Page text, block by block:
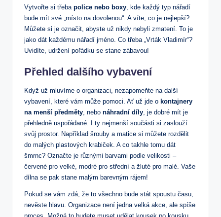
Vytvořte si třeba police nebo boxy, kde každý typ nářadí
bude mít své „místo na dovolenou“. A víte, co je nejlepší?
Můžete si je označit, abyste už nikdy nebyli zmatení. To je
jako dát každému nářadí jméno. Co třeba „Vrták Vladimír“?
Uvidíte, udržení pořádku se stane zábavou!
Přehled dalšího vybavení
Když už mluvíme o organizaci, nezapomeňte na další
vybavení, které vám může pomoci. Ať už jde o kontajnery
na menší předměty, nebo náhradní díly, je dobré mít je
přehledně uspořádané. I ty nejmenší součásti si zaslouží
svůj prostor. Například šrouby a matice si můžete rozdělit
do malých plastových krabiček. A co takhle tomu dát
šmrnc? Označte je různými barvami podle velikosti –
červené pro velké, modré pro střední a žluté pro malé. Vaše
dílna se pak stane malým barevným rájem!
Pokud se vám zdá, že to všechno bude stát spoustu času,
nevěste hlavu. Organizace není jedna velká akce, ale spíše